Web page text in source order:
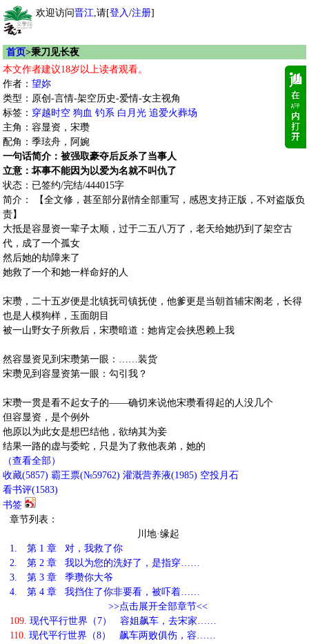
欢迎访问晋江,请[登入/注册]
首页>秉刀见长夜
本文作者建议18岁以上读者观看。
作者： 望妳
类型：原创-言情-架空历史-爱情-女主视角
标签： 穿越时空 狗血 钓系 白月光 追爱火葬场
主角：容显资，宋瓒
配角：季玹舟，阿婉
一句话简介：被强取豪夺后反杀了当事人
立意：坏事不能因为以爱为名就不叫仇了
状态：已签约/完结/444015字
简介： 【全文修，甚至部分剧情全部重写，感恩支持正版，不对盗版负
责】
大抵是容显资一辈子太顺，过于二五八万了，老天给她扔到了架空古
代，成了一个孤女
然后她的劫障来了
她救了一个和她一样命好的人
宋瓒，二十五岁便是北镇抚司镇抚使，他爹更是当朝首辅宋阁老，长得
也是人模狗样，玉面朗目
被一山野女子所救后，宋瓒暗道：她肯定会挟恩赖上我
然容显资见到宋瓒第一眼：……装货
宋瓒见到容显资第一眼：勾引我？
宋瓒一贯是看不起女子的——确切来说他宋瓒看得起的人没几个
但容显资，是个例外
他原以为此女是想巴结他，欲纳其为妾
结果一路的虚与委蛇，只是为了救他表弟，她的
（查看全部）
收藏(5857) 霸王票(№59762) 灌溉营养液(1985) 空投月石
看书评(1583)
书签
章节列表：
川地·缘起
1.
第 1 章 对，我救了你
2.
第 2 章 我以为您的洗好了，是指穿……
3.
第 3 章 季瓒你大爷
4.
第 4 章 我挡住了你非要看，被吓着……
>>点击展开全部章节<<
109. 现代平行世界（7） 容姐飙车，去宋家……
110. 现代平行世界（8） 飙车两败俱伤，容……